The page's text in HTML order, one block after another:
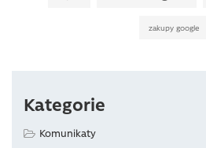
zakupy google
Kategorie
Komunikaty